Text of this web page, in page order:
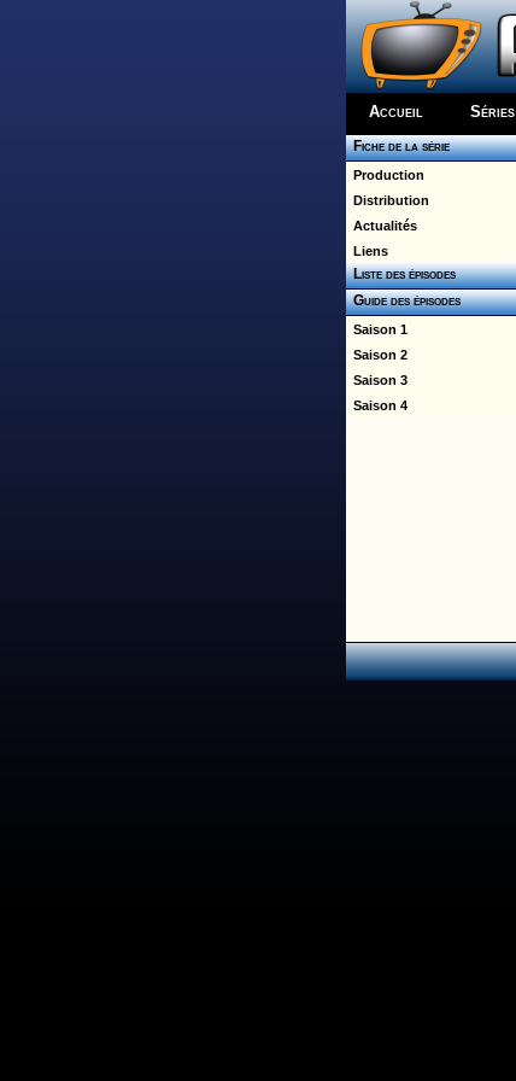
Accueil Séries
Fiche de la série
Production
Distribution
Actualités
Liens
Liste des épisodes
Guide des épisodes
Saison 1
Saison 2
Saison 3
Saison 4